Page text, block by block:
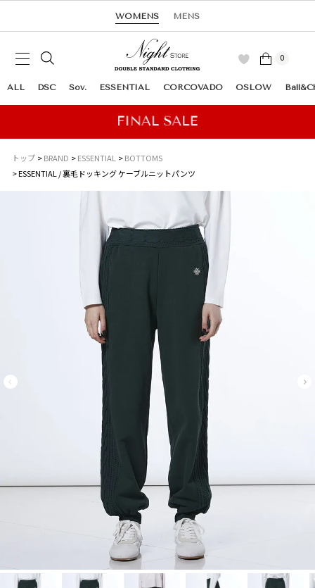
WOMENS MENS
0
ALL DSC Sov. ESSENTIAL CORCOVADO OSLOW
トップ BRAND ESSENTIAL
BOTTOMS
ESSENTIAL / 裏毛ドッキング ケーブルニットパンツ